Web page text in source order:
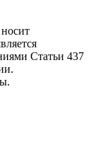
Статьи 437